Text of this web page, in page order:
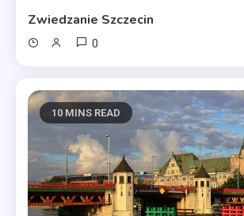
Zwiedzanie Szczecin
0
10 MINS READ